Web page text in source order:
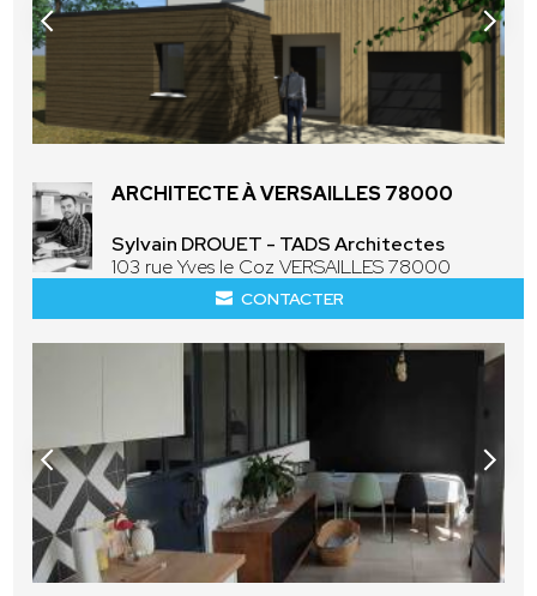
ARCHITECTE À VERSAILLES 78000
Sylvain DROUET - TADS Architectes
103 rue Yves le Coz VERSAILLES 78000
CONTACTER